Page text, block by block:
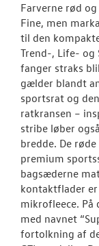
Farverne rød og
Fine, men
til den
Trend-, Life- og
fanger straks
gælder blandt
sportsrat og
ratkransen –
stribe løber
bredde. De
premium
bagsæderne
kontaktflader
mikrofleece.
med navnet
fortolkning af